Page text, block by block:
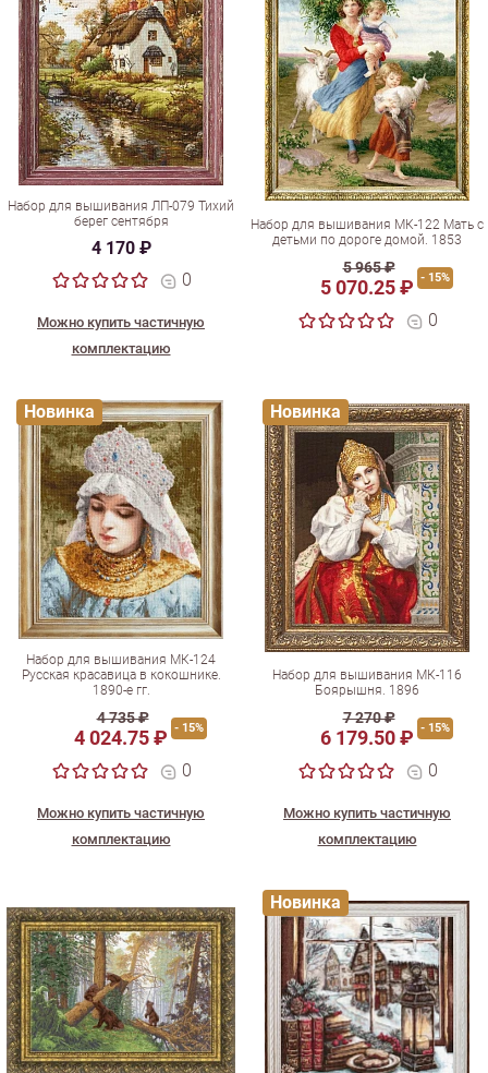
Набор для вышивания ЛП-079 Тихий
берег сентября
4 170 ₽
0
Можно купить частичную
комплектацию
Набор для вышивания МК-122 Мать с
детьми по дороге домой. 1853
5 965 ₽
5 070.25 ₽ - 15%
0
Набор для вышивания МК-124
Русская красавица в кокошнике.
1890-е гг.
4 735 ₽
4 024.75 ₽ - 15%
0
Можно купить частичную
комплектацию
Новинка
Набор для вышивания МК-116
Боярышня. 1896
7 270 ₽
6 179.50 ₽ - 15%
0
Можно купить частичную
комплектацию
Новинка
Новинка